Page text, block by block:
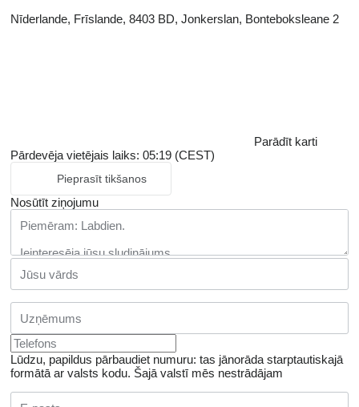
Nīderlande, Frīslande, 8403 BD, Jonkerslan, Bonteboksleane 2
Parādīt karti
Pārdevēja vietējais laiks: 05:19 (CEST)
Pieprasīt tikšanos
Nosūtīt ziņojumu
Lūdzu, papildus pārbaudiet numuru: tas jānorāda starptautiskajā
formātā ar valsts kodu. Šajā valstī mēs nestrādājam